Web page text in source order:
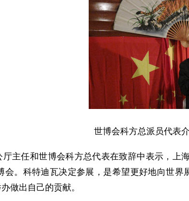
世博会科方总派员代表
任和世博会科方总代表在致辞中表示，上
会。科特迪瓦决定参展，是希望更好地向世
做出自己的贡献。